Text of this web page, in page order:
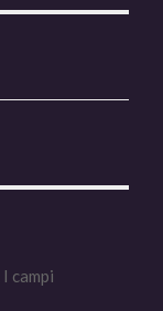
I campi